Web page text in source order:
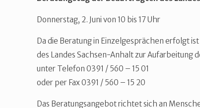
Donnerstag, 2. Juni von 10 bis 17 Uhr
Da die Beratung in Einzelgesprächen erfolgt
des Landes Sachsen-Anhalt zur Aufarbeitung
unter Telefon 0391 / 560 – 15 01
oder per Fax 0391 / 560 – 15 20
Das Beratungsangebot richtet sich an